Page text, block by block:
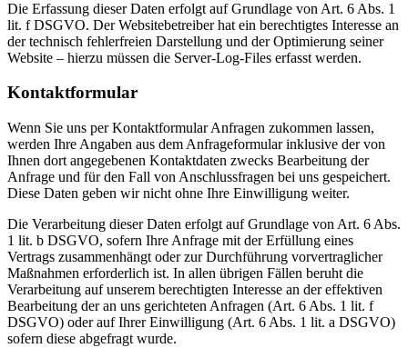
Die Erfassung dieser Daten erfolgt auf Grundlage von Art. 6 Abs. 1
lit. f DSGVO. Der Websitebetreiber hat ein berechtigtes Interesse an
der technisch fehlerfreien Darstellung und der Optimierung seiner
Website – hierzu müssen die Server-Log-Files erfasst werden.
Kontaktformular
Wenn Sie uns per Kontaktformular Anfragen zukommen lassen,
werden Ihre Angaben aus dem Anfrageformular inklusive der von
Ihnen dort angegebenen Kontaktdaten zwecks Bearbeitung der
Anfrage und für den Fall von Anschlussfragen bei uns gespeichert.
Diese Daten geben wir nicht ohne Ihre Einwilligung weiter.
Die Verarbeitung dieser Daten erfolgt auf Grundlage von Art. 6 Abs.
1 lit. b DSGVO, sofern Ihre Anfrage mit der Erfüllung eines
Vertrags zusammenhängt oder zur Durchführung vorvertraglicher
Maßnahmen erforderlich ist. In allen übrigen Fällen beruht die
Verarbeitung auf unserem berechtigten Interesse an der effektiven
Bearbeitung der an uns gerichteten Anfragen (Art. 6 Abs. 1 lit. f
DSGVO) oder auf Ihrer Einwilligung (Art. 6 Abs. 1 lit. a DSGVO)
sofern diese abgefragt wurde.